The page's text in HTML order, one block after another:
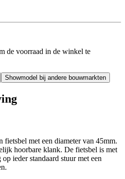
de voorraad in de winkel te
Showmodel bij andere bouwmarkten
fietsbel met een diameter van 45mm.
hoorbare klank. De fietsbel is met
ieder standaard stuur met een